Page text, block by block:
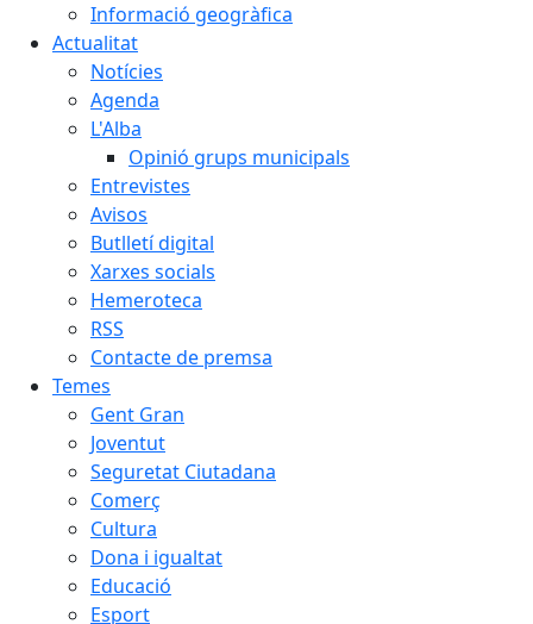
Informació geogràfica
Actualitat
Notícies
Agenda
L'Alba
Opinió grups municipals
Entrevistes
Avisos
Butlletí digital
Xarxes socials
Hemeroteca
RSS
Contacte de premsa
Temes
Gent Gran
Joventut
Seguretat Ciutadana
Comerç
Cultura
Dona i igualtat
Educació
Esport